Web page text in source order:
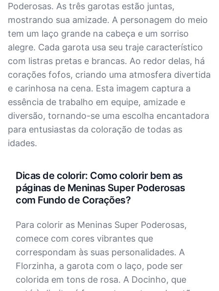
Poderosas. As três garotas estão juntas,
mostrando sua amizade. A personagem do meio
tem um laço grande na cabeça e um sorriso
alegre. Cada garota usa seu traje característico
com listras pretas e brancas. Ao redor delas, há
corações fofos, criando uma atmosfera divertida
e carinhosa na cena. Esta imagem captura a
essência de trabalho em equipe, amizade e
diversão, tornando-se uma escolha encantadora
para entusiastas da coloração de todas as
idades.
Dicas de colorir: Como colorir bem as
páginas de Meninas Super Poderosas
com Fundo de Corações?
Para colorir as Meninas Super Poderosas,
comece com cores vibrantes que
correspondam às suas personalidades. A
Florzinha, a garota com o laço, pode ser
colorida em tons de rosa. A Docinho, que